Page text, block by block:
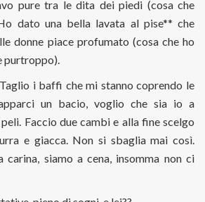
pure tra le dita dei piedi (cosa che
dato una bella lavata al pise** che
donne piace profumato (cosa che ho
purtroppo).
i baffi che mi stanno coprendo le
un bacio, voglio che sia io a
Faccio due cambi e alla fine scelgo
e giacca. Non si sbaglia mai così.
carina, siamo a cena, insomma non ci